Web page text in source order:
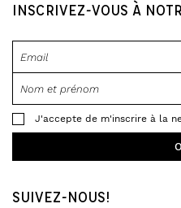
INSCRIVEZ-VOUS À
J'accepte de m'inscrire à la
SUIVEZ-NOUS!